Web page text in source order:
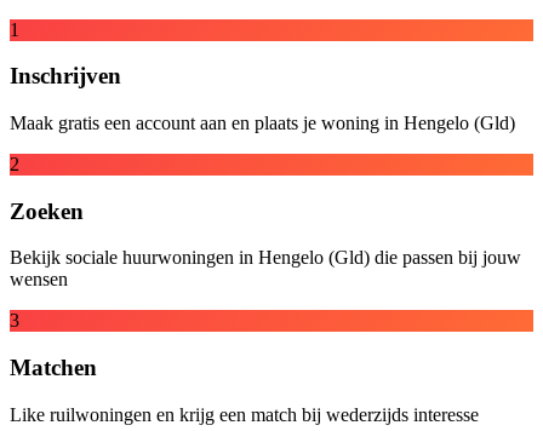
1
Inschrijven
Maak gratis een account aan en plaats je woning in Hengelo (Gld)
2
Zoeken
Bekijk sociale huurwoningen in Hengelo (Gld) die passen bij jouw
wensen
3
Matchen
Like ruilwoningen en krijg een match bij wederzijds interesse